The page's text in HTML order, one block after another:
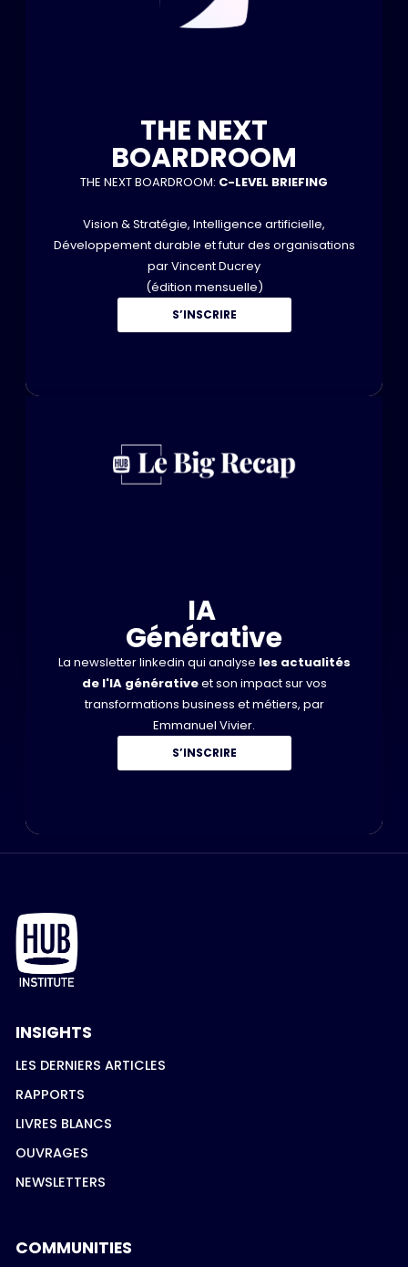
THE NEXT
BOARDROOM
THE NEXT BOARDROOM: C-LEVEL BRIEFING
Vision & Stratégie, Intelligence artificielle,
Développement durable et futur des organisations
par Vincent Ducrey
(édition mensuelle)
S’INSCRIRE
IA
Générative
La newsletter linkedin qui analyse les actualités
de l'IA générativeet son impact sur vos
transformations business et métiers, par
Emmanuel Vivier.
S’INSCRIRE
INSIGHTS
LES DERNIERS ARTICLES
RAPPORTS
LIVRES BLANCS
OUVRAGES
NEWSLETTERS
COMMUNITIES